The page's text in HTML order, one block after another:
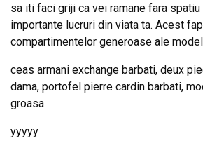
sa iti faci griji ca vei ramane fara
importante lucruri din viata ta. Acest
compartimentelor generoase ale
ceas armani exchange barbati, deux
dama, portofel pierre cardin barbati,
groasa
yyyyy